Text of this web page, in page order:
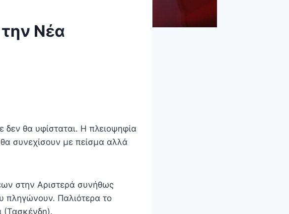
Νέα
θα υφίσταται. Η πλειοψηφία
συνεχίσουν με πείσμα αλλά
στην Αριστερά συνήθως
πληγώνουν. Παλιότερα το
(Τασκένδη).